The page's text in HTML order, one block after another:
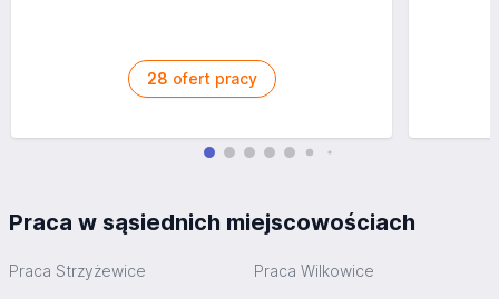
28 ofert pracy
Praca w sąsiednich miejscowościach
Praca Strzyżewice Praca Wilkowice